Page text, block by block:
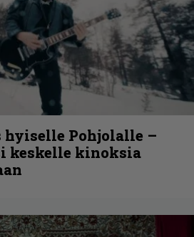
Pohjolalle –
keskelle kinoksia